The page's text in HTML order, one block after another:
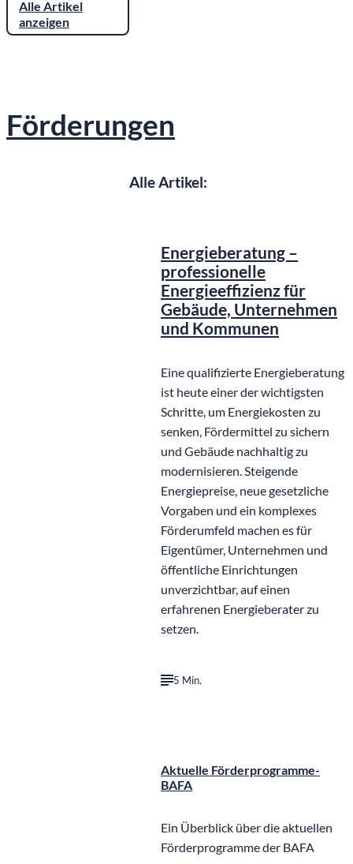
Alle Artikel
anzeigen
Förderungen
Alle Artikel:
Energieberatung –
professionelle
Energieeffizienz für
Gebäude, Unternehmen
und Kommunen
Eine qualifizierte Energieberatung
ist heute einer der wichtigsten
Schritte, um Energiekosten zu
senken, Fördermittel zu sichern
und Gebäude nachhaltig zu
modernisieren. Steigende
Energiepreise, neue gesetzliche
Vorgaben und ein komplexes
Förderumfeld machen es für
Eigentümer, Unternehmen und
öffentliche Einrichtungen
unverzichtbar, auf einen
erfahrenen Energieberater zu
setzen.
5 Min.
Aktuelle Förderprogramme-
BAFA
Ein Überblick über die aktuellen
Förderprogramme der BAFA